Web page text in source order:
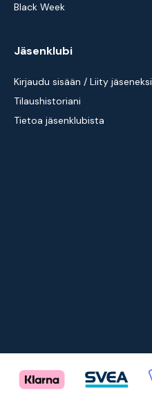
Black Week
Jäsenklubi
Kirjaudu sisään / Liity jäseneksi
Tilaushistoriani
Tietoa jäsenklubista